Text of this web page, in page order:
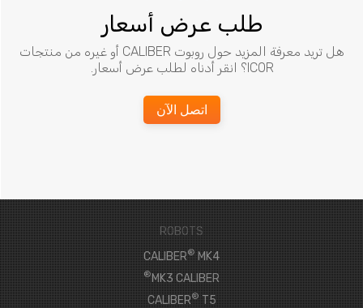
طلب عرض أسعار
هل تريد معرفة المزيد حول روبوت CALIBER أو غيره من منتجات
ICOR؟ انقر أدناه لطلب عرض أسعار.
اتصل الآن
ROBOTS
CALIBER®MK4
MK3 CALIBER
®
CALIBER®T5